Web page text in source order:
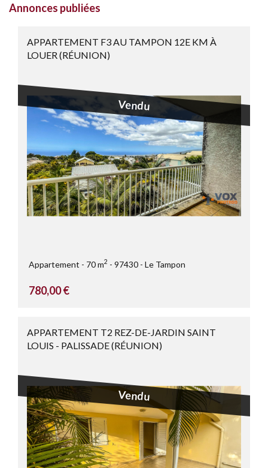
Annonces publiées
APPARTEMENT F3 AU TAMPON 12E KM À
LOUER (RÉUNION)
Vendu
Appartement 70 m2 97430 Le Tampon
780,00 €
APPARTEMENT T2 REZ-DE-JARDIN SAINT
LOUIS - PALISSADE (RÉUNION)
Vendu